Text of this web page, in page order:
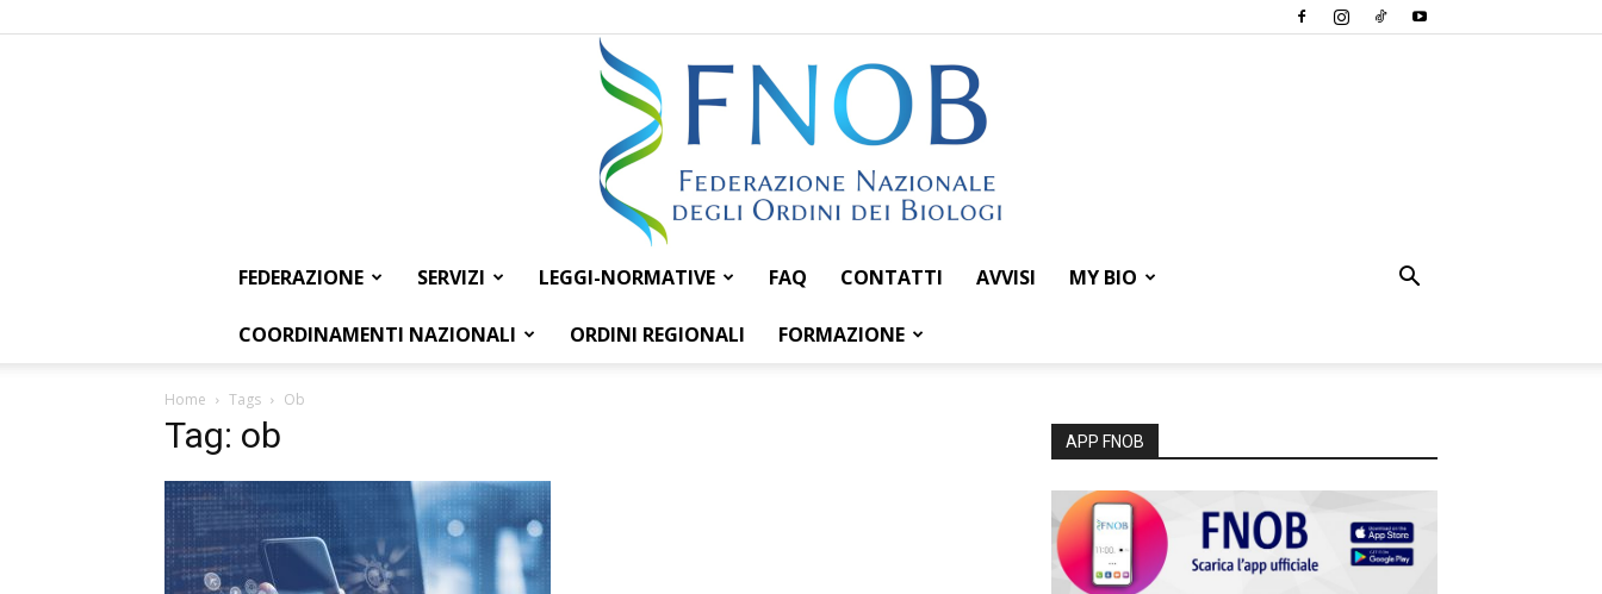
Federazione
FEDERAZIONE SERVIZI LEGGI-NORMATIVE FAQ CONTATTI AVVISI MY BIO
COORDINAMENTI NAZIONALI ORDINI REGIONALI FORMAZIONE
Home Tags Ob
Tag: ob APP FNOB